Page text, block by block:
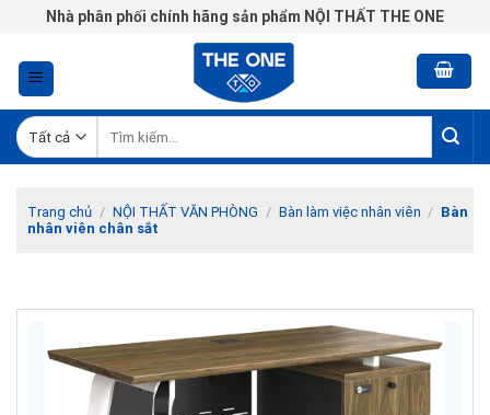
Chuyển
nội
dung
Nhà phân phối chính hãng sản phẩm NỘI THẤT THE ONE
kiếm:
Trang chủ / NỘI THẤT VĂN PHÒNG / Bàn làm việc nhân viên / Bàn
nhân viên chân sắt